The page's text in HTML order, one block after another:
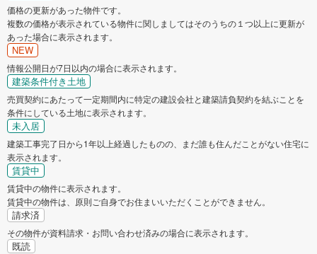
価格の更新があった物件です。
複数の価格が表示されている物件に関しましてはそのうちの１つ以上に更新が
あった場合に表示されます。
NEW
情報公開日が7日以内の場合に表示されます。
建築条件付き土地
売買契約にあたって一定期間内に特定の建設会社と建築請負契約を結ぶことを
条件にしている土地に表示されます。
未入居
建築工事完了日から1年以上経過したものの、まだ誰も住んだことがない住宅に
表示されます。
賃貸中
賃貸中の物件に表示されます。
賃貸中の物件は、原則ご自身でお住まいいただくことができません。
請求済
その物件が資料請求・お問い合わせ済みの場合に表示されます。
既読